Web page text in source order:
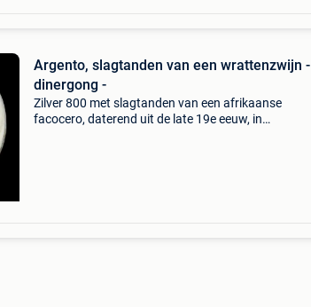
Argento, slagtanden van een wrattenzwijn -
dinergong -
Zilver 800 met slagtanden van een afrikaanse
facocero, daterend uit de late 19e eeuw, in